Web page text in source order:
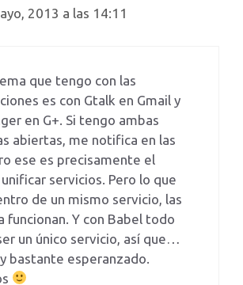
2013 a las 14:11
que tengo con las
es con Gtalk en Gmail y
en G+. Si tengo ambas
abiertas, me notifica en las
ese es precisamente el
servicios. Pero lo que
de un mismo servicio, las
funcionan. Y con Babel todo
un único servicio, así que…
bastante esperanzado.